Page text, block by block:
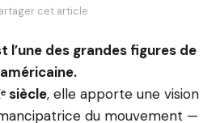
cet article
l’une des grandes figures de
siècle, elle apporte une vision
du mouvement —